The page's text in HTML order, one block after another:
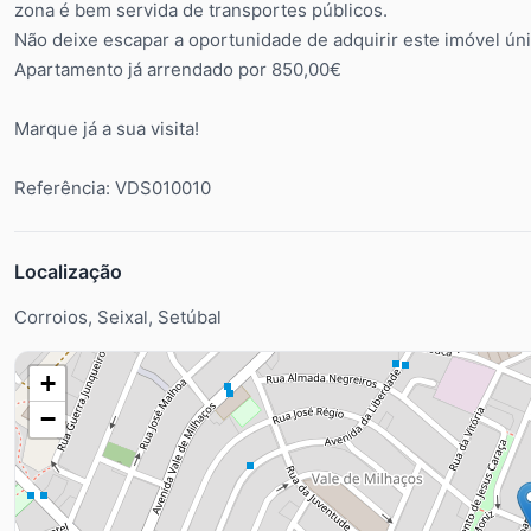
zona é bem servida de transportes públicos.
Não deixe escapar a oportunidade de adquirir este imóvel
Apartamento já arrendado por 850,00€
Marque já a sua visita!
Referência: VDS010010
Localização
Corroios, Seixal, Setúbal
+
−